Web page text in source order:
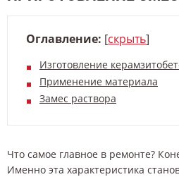
Оглавление: [скрыть]
Изготовление
Применение материала
Замес раствора
Что самое главное в ремонте?
Именно эта характеристика